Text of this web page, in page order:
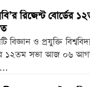
রিজেন্ট বোর্ডের
বিজ্ঞান ও প্রযুক্তি
১২তম সভা আজ ০৬